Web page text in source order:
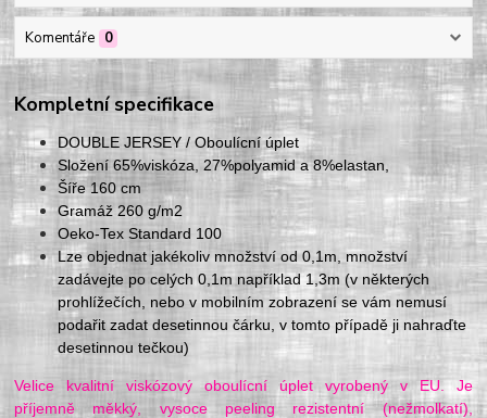
Komentáře 0
Kompletní specifikace
DOUBLE JERSEY / Oboulícní úplet
Složení 65%viskóza, 27%polyamid a 8%elastan,
Šíře 160 cm
Gramáž 260 g/m2
Oeko-Tex Standard 100
Lze objednat jakékoliv množství od 0,1m, množství
zadávejte po celých 0,1m například 1,3m (v některých
prohlížečích, nebo v mobilním zobrazení se vám nemusí
podařit zadat desetinnou čárku, v tomto případě ji nahraďte
desetinnou tečkou)
Velice kvalitní viskózový oboulícní úplet vyrobený v EU. Je
příjemně měkký, vysoce peeling rezistentní (nežmolkatí),